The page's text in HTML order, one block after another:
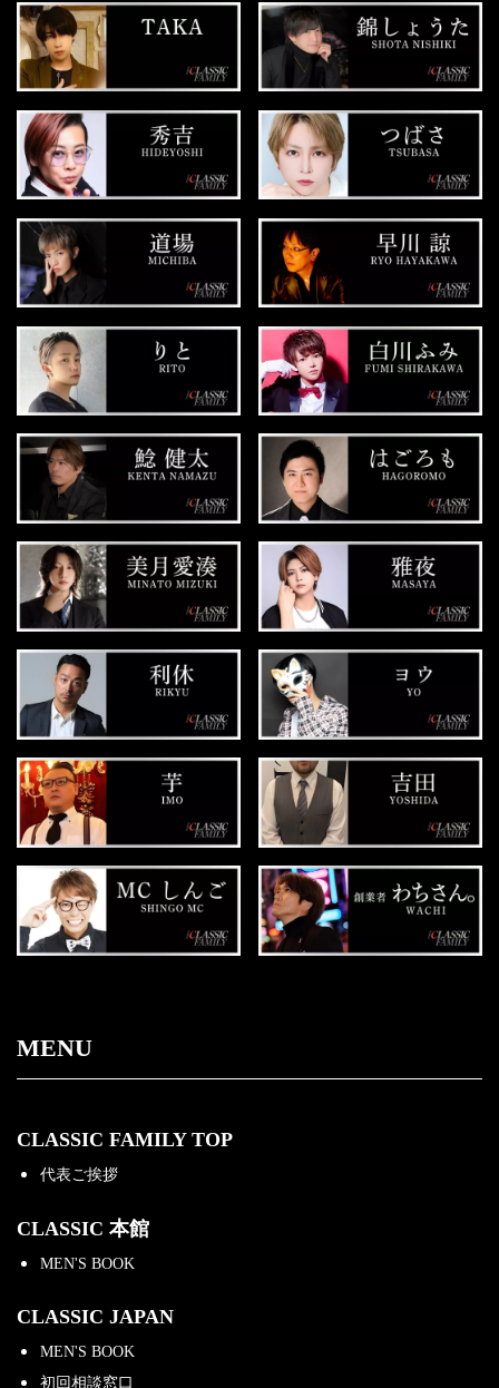
MENU
CLASSIC FAMILY TOP
代表ご挨拶
CLASSIC 本館
MEN'S BOOK
CLASSIC JAPAN
MEN'S BOOK
初回相談窓口